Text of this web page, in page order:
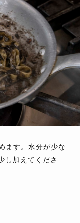
ます。水分が少な
し加えてくださ